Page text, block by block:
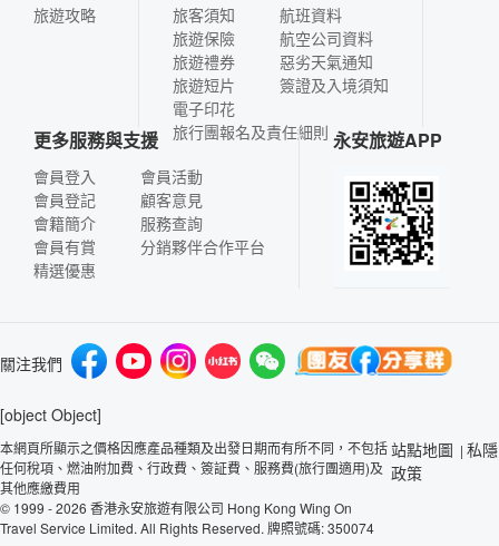
旅遊攻略
旅客須知
旅遊保險
旅遊禮券
旅遊短片
電子印花
航班資料
航空公司資料
惡劣天氣通知
簽證及入境須知
旅行團報名及責任細則
更多服務與支援
會員登入
會員登記
會籍簡介
會員有賞
精選優惠
會員活動
顧客意見
服務查詢
分銷夥伴合作平台
永安旅遊APP
關注我們
[object Object]
本網頁所顯示之價格因應產品種類及出發日期而有所不同，不包括
任何稅項、燃油附加費、行政費、簽証費、服務費(旅行團適用)及
其他應繳費用
© 1999 - 2026 香港永安旅遊有限公司 Hong Kong Wing On
Travel Service Limited. All Rights Reserved. 牌照號碼: 350074
站點地圖 | 私隱
政策